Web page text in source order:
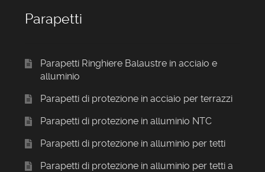
Parapetti
Parapetti Ringhiere Balaustre in acciaio e
alluminio
Parapetti di protezione in acciaio per terrazzi
Parapetti di protezione in alluminio NTC
Parapetti di protezione in alluminio per tetti
Parapetti di protezione in alluminio per tetti a